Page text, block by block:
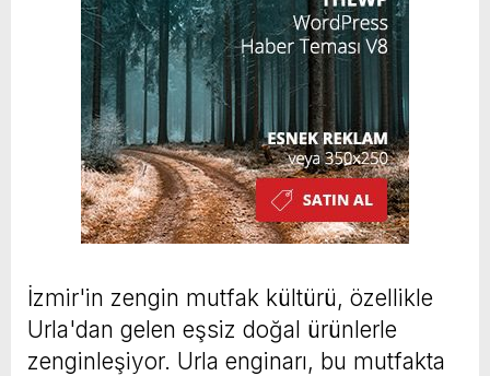
İzmir'in zengin mutfak kültürü, özellikle
Urla'dan gelen eşsiz doğal ürünlerle
zenginleşiyor. Urla enginarı, bu mutfakta